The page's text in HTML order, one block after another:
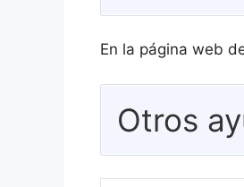
En la página web
Otros